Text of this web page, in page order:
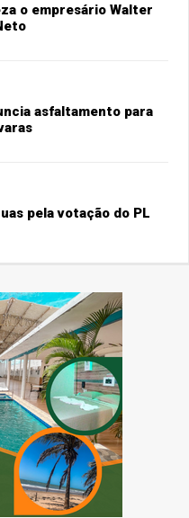
o empresário Walter
asfaltamento para
pela votação do PL